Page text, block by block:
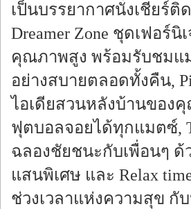
เป็นบรรยากาศนั่งเชียร์ติ
Dreamer Zone ชุดเฟอร์นิ
คุณภาพสูง พร้อมรับชมแ
อย่างสบายตลอดทั้งคืน,
ไอเดียสวนหลังบ้านของ
ฟุตบอลจอยได้ทุกแมตซ์,
ฉลองชัยชนะกับเพื่อนๆ ด้
แสนพิเศษ และ Relax
ช่วงเวลาแห่งความสุข กั